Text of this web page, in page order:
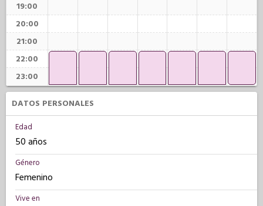
19:00
20:00
21:00
22:00
23:00
DATOS PERSONALES
Edad
50 años
Género
Femenino
Vive en